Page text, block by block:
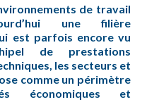
de travail
une filière
est parfois encore vu
de prestations
les secteurs et
comme un périmètre
économiques et